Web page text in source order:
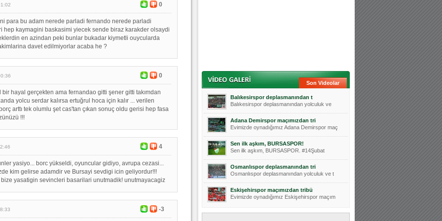
0
para bu adam nerede parladi fernando nerede parladi
hep kaymagini baskasimi yiecek sende biraz karakder olsaydi
en azindan peki bunlar bukadar kiymetli ouycularda
davet edilmiyorlar acaba he ?
0
bir hayal gerçekten ama fernandao gitti şener gitti takımdan
yolcu serdar kalırsa ertuğrul hoca için kalır ... verilen
arttı tek olumlu şet cas'tan çıkan sonuç oldu gerisi hep fasa
!!!
4
yasiyo... borc yükseldi, oyuncular gidiyo, avrupa cezasi...
kim gelirse adamdir ve Bursayi sevdigi icin geliyordur!!!
yasatigin sevincleri basarilari unutmadik! unutmayacagiz
-3
Son Videolar
Balıkesirspor deplasmanından t
Balıkesirspor deplasmanından yolculuk ve
Adana Demirspor maçımızdan tri
Evimizde oynadığımız Adana Demirspor maç
Sen ilk aşkım, BURSASPOR!
Sen ilk aşkım, BURSASPOR. #14Şubat
Osmanlıspor deplasmanından tri
Osmanlıspor deplasmanından yolculuk ve t
Eskişehirspor maçımızdan tribü
Evimizde oynadığımız Eskişehirspor maçım